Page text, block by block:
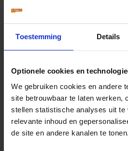
Toestemming Details
Optionele cookies en
We gebruiken cookies en andere
site betrouwbaar te laten werken,
stellen statistische analyses uit te
relevante inhoud en
de site en andere kanalen te tonen.
legalisatie.nl/koningaap-nl
legalisatie.nl/koningaap-be
www.wanda.be
Heb ik een wereldstekker nodig
http://
Kan ik pinnen in Thailand?
Paspoort: wel of niet afgeven
Wat is het kledingadvies voor
Moet ik een koffer of een
reis?